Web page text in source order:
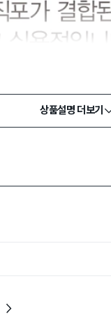
상품설명 더보기